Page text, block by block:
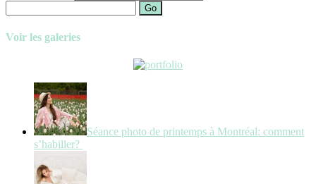
Go
Voir les galeries
Séance photo de printemps à Montréal: comment
s’habiller?